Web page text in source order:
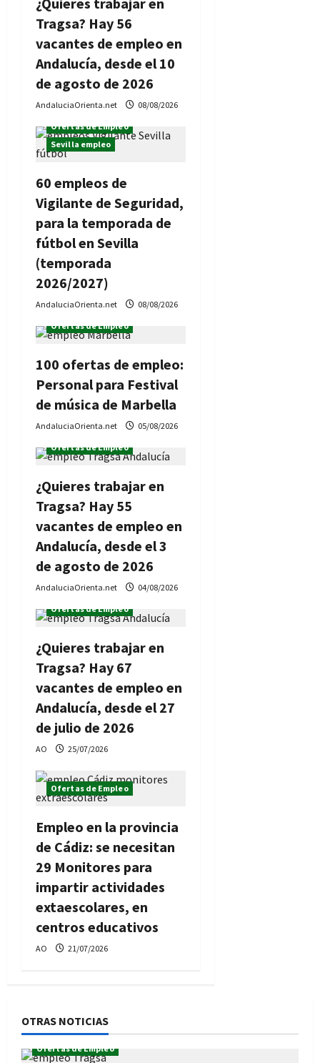
e
n
t
r
a
d
a
s
Tragsa? Hay 56
vacantes de empleo en
Andalucía, desde el 10
de agosto de 2026
AndaluciaOrienta.net
08/08/2026
Ofertas de Empleo
Sevilla empleo
60 empleos de
Vigilante de Seguridad,
para la temporada de
fútbol en Sevilla
(temporada
2026/2027)
AndaluciaOrienta.net
08/08/2026
Ofertas de Empleo
100 ofertas de empleo:
Personal para Festival
de música de Marbella
AndaluciaOrienta.net
05/08/2026
Ofertas de Empleo
¿Quieres trabajar en
Tragsa? Hay 55
vacantes de empleo en
Andalucía, desde el 3
de agosto de 2026
AndaluciaOrienta.net
04/08/2026
Ofertas de Empleo
¿Quieres trabajar en
Tragsa? Hay 67
vacantes de empleo en
Andalucía, desde el 27
de julio de 2026
AO 25/07/2026
Ofertas de Empleo
Empleo en la provincia
de Cádiz: se necesitan
29 Monitores para
impartir actividades
extaescolares, en
centros educativos
AO 21/07/2026
OTRAS NOTICIAS
Ofertas de Empleo